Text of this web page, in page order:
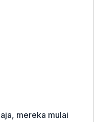
mereka mulai